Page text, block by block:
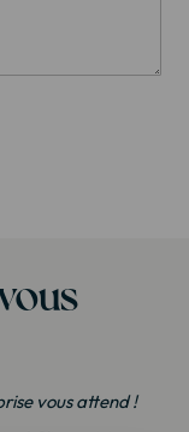
vous attend !